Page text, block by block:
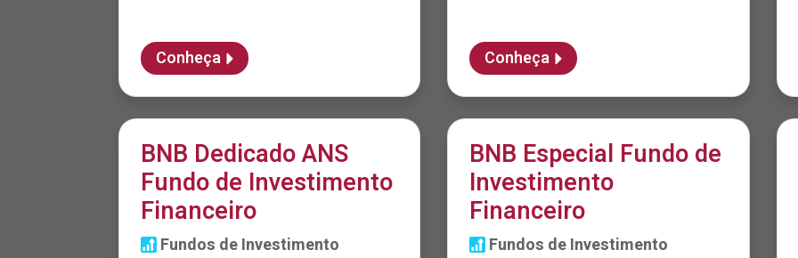
Conheça Conheça
BNB Dedicado ANS
Fundo de Investimento
Financeiro
Fundos de Investimento
BNB Especial Fundo de
Investimento
Financeiro
Fundos de Investimento